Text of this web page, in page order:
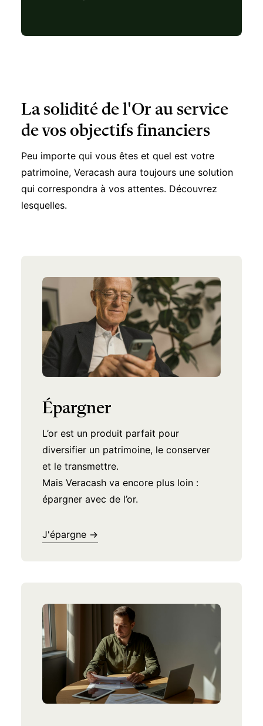
La solidité de l'Or au service
de vos objectifs financiers
Peu importe qui vous êtes et quel est votre
patrimoine, Veracash aura toujours une solution
qui correspondra à vos attentes. Découvrez
lesquelles.
Épargner
L’or est un produit parfait pour
diversifier un patrimoine, le conserver
et le transmettre.
Mais Veracash va encore plus loin :
épargner avec de l’or.
J'épargne →
Transmettre
Laisser de l'or en héritage, presque une
tradition française. Veracash propose
une manière innovante de transmettre à
vos proches.